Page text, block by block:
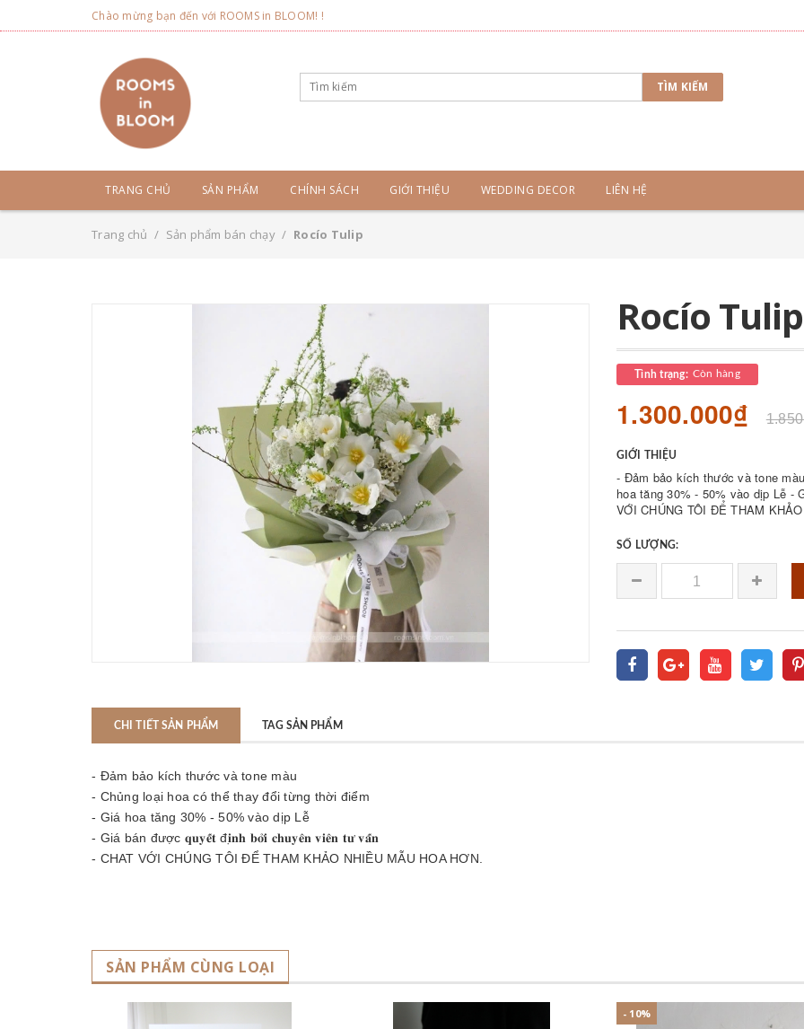
Chào mừng bạn đến với ROOMS in BLOOM! !
TÌM KIẾM
TRANG CHỦ SẢN PHẨM CHÍNH SÁCH GIỚI THIỆU WEDDING DECOR LIÊN HỆ
Trang chủ / Sản phẩm bán chạy / Rocío Tulip
Rocío Tulip
Tình trạng: Còn hàng
1.300.000₫
GIỚI THIỆU
- Đảm bảo kích thước và tone
hoa tăng 30% - 50% vào dịp Lễ -
VỚI CHÚNG TÔI ĐỂ THAM
SỐ LƯỢNG:
CHI TIẾT SẢN PHẨM TAG SẢN PHẨM
- Đảm bảo kích thước và tone màu
- Chủng loại hoa có thể thay đổi từng thời điểm
- Giá hoa tăng 30% - 50% vào dịp Lễ
- Giá bán được 𝐪𝐮𝐲𝐞̂́𝐭 đ𝐢̣𝐧𝐡 𝐛𝐨̛̉𝐢 𝐜𝐡𝐮𝐲𝐞̂𝐧 𝐯𝐢𝐞̂𝐧 𝐭𝐮̛ 𝐯𝐚̂́𝐧
- CHAT VỚI CHÚNG TÔI ĐỂ THAM KHẢO NHIỀU MẪU HOA HƠN.
SẢN PHẨM CÙNG LOẠI
- 10%